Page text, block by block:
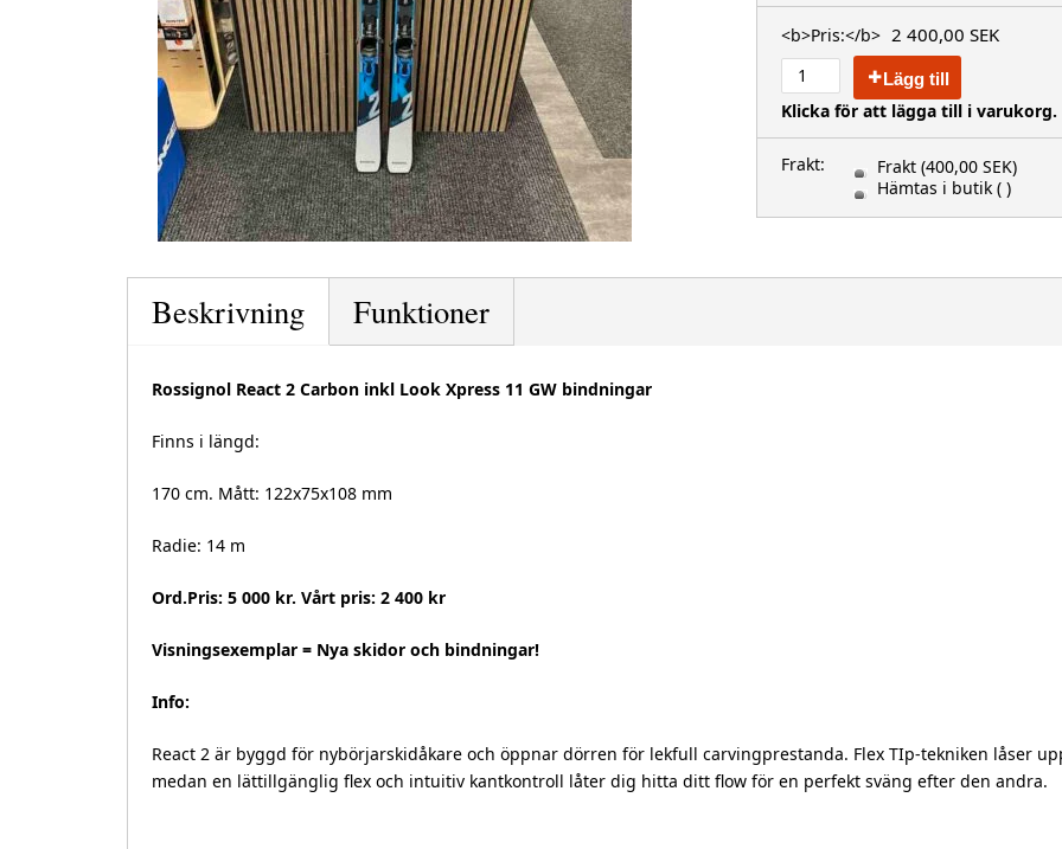
<b>Pris:</b> 2 400,00 SEK
Lägg till
Klicka för att lägga till i varukorg.
Frakt: Frakt (400,00 SEK)
Hämtas i butik ( )
Beskrivning Funktioner
Rossignol React 2 Carbon inkl Look Xpress 11 GW bindningar
Finns i längd:
170 cm. Mått: 122x75x108 mm
Radie: 14 m
Ord.Pris: 5 000 kr. Vårt pris: 2 400 kr
Visningsexemplar = Nya skidor och bindningar!
Info:
React 2 är byggd för nybörjarskidåkare och öppnar dörren för lekfull carvingprestanda. Flex TIp-tekniken låser
medan en lättillgänglig flex och intuitiv kantkontroll låter dig hitta ditt flow för en perfekt sväng efter den andra.